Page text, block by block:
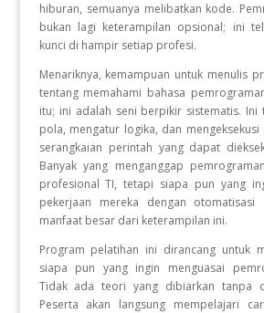
hiburan, semuanya melibatkan kode.
bukan lagi keterampilan opsional; ini
kunci di hampir setiap profesi.
Menariknya, kemampuan untuk menulis
tentang memahami bahasa
itu; ini adalah seni berpikir sistematis. Ini
pola, mengatur logika, dan
serangkaian perintah yang dapat
Banyak yang menganggap
profesional TI, tetapi siapa pun yang
pekerjaan mereka dengan otomatisasi
manfaat besar dari keterampilan ini.
Program pelatihan ini dirancang untuk
siapa pun yang ingin menguasai
Tidak ada teori yang dibiarkan tanpa
Peserta akan langsung mempelajari